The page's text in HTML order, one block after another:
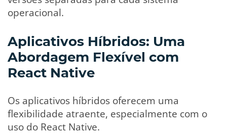
operacional.
Aplicativos Híbridos: Uma
Abordagem Flexível com
React Native
Os aplicativos híbridos oferecem uma
flexibilidade atraente, especialmente com o
uso do React Native.